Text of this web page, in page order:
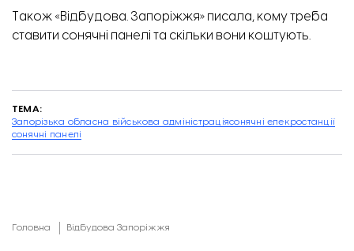
Також «Відбудова. Запоріжжя» писала, кому треба
ставити сонячні панелі та скільки вони коштують.
ТЕМА:
Запорізька обласна військова адміністраціясонячні елекростанції
сонячні панелі
Головна Відбудова Запоріжжя